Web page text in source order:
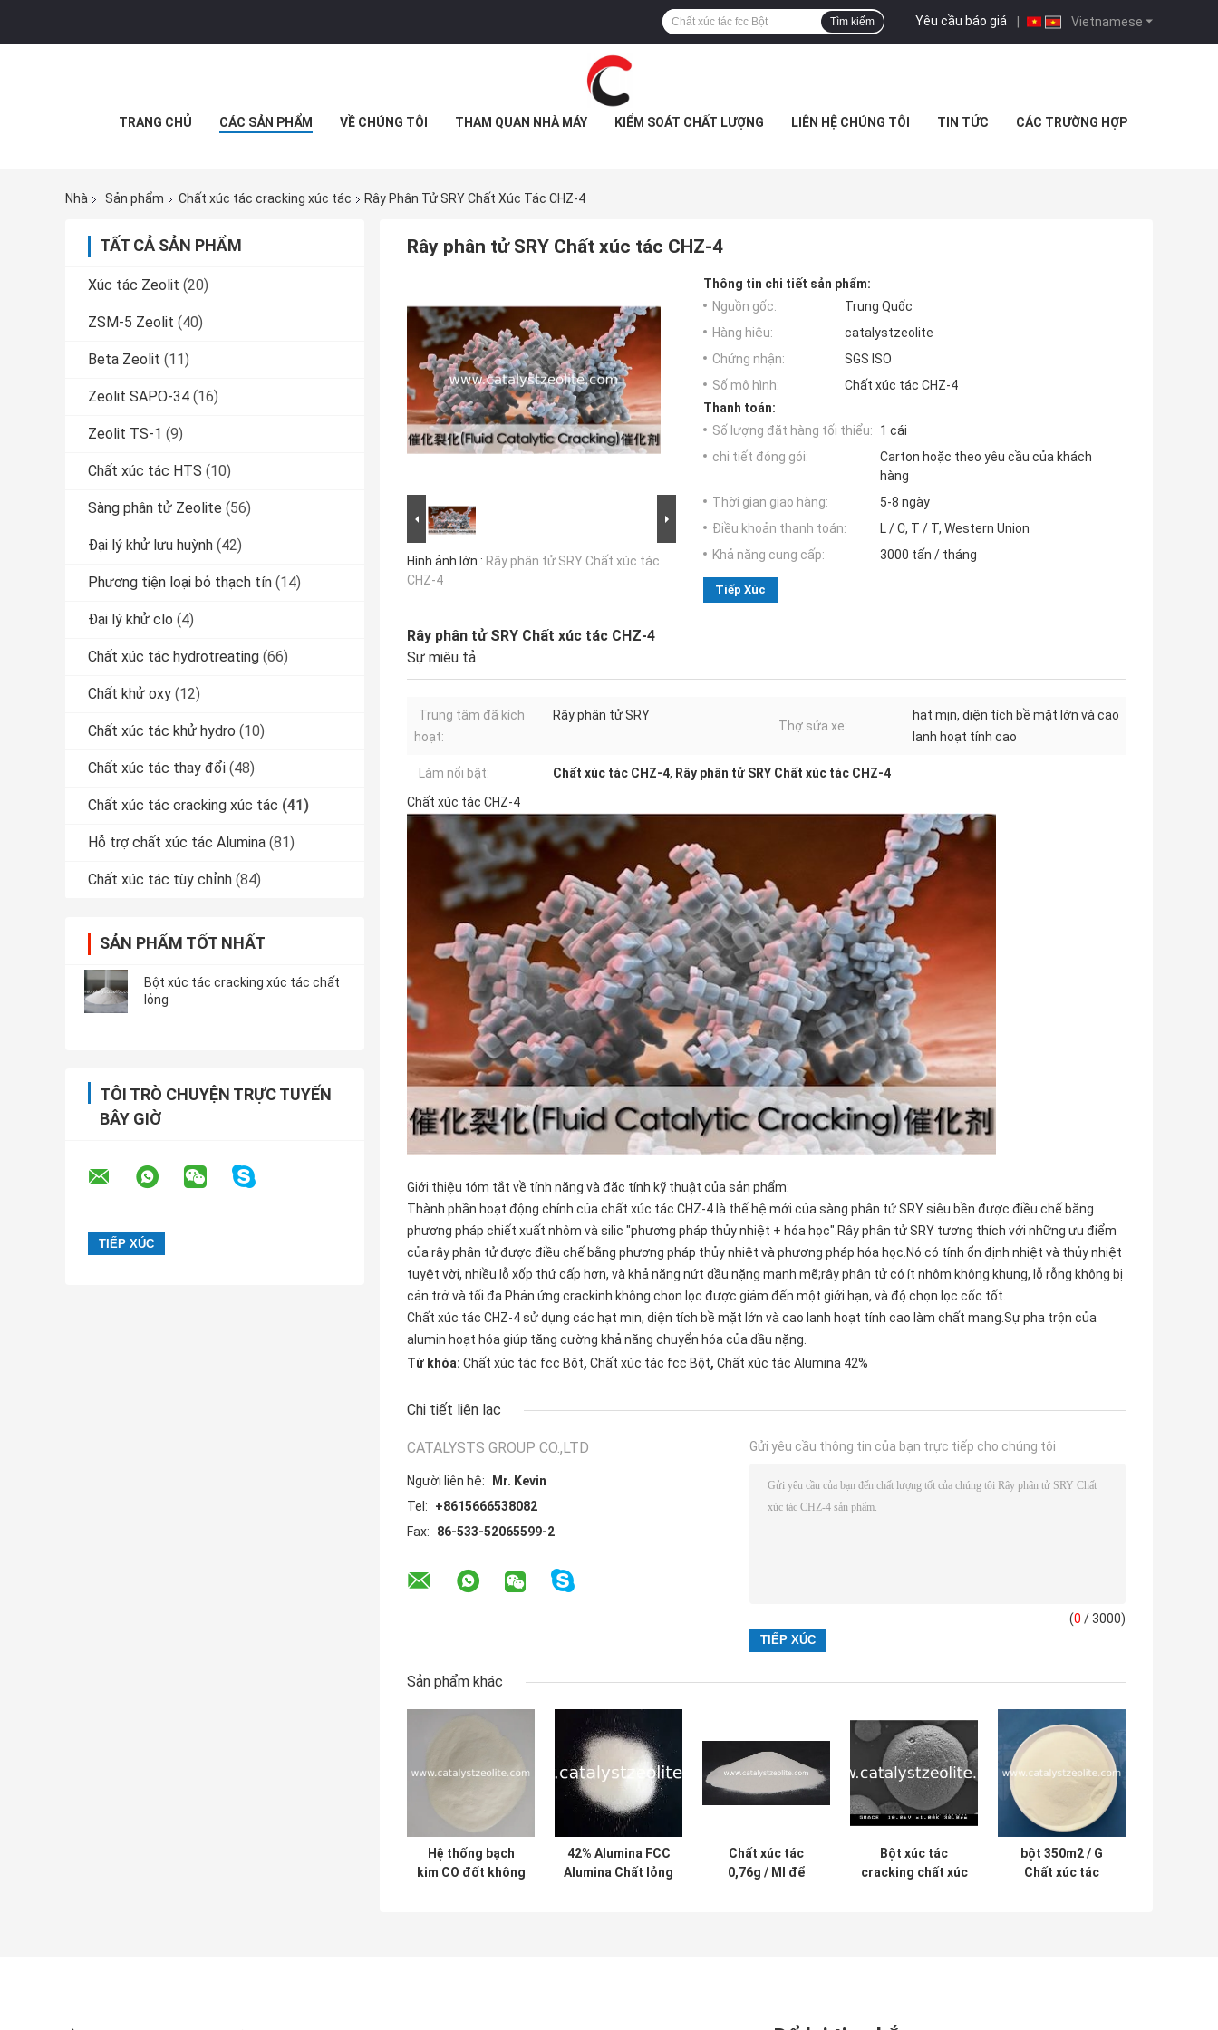
Vietnamese
Yêu cầu báo giá |
Tìm kiếm
TRANG CHỦ CÁC SẢN PHẨM VỀ CHÚNG TÔI THAM QUAN NHÀ MÁY KIỂM SOÁT CHẤT LƯỢNG LIÊN HỆ CHÚNG TÔI TIN TỨC CÁC TRƯỜNG HỢP
Nhà Sản phẩm Chất xúc tác cracking xúc tác Rây Phân Tử SRY Chất Xúc Tác CHZ-4
TẤT CẢ SẢN PHẨM
Xúc tác Zeolit (20)
ZSM-5 Zeolit (40)
Beta Zeolit (11)
Zeolit ​​SAPO-34 (16)
Zeolit ​​TS-1 (9)
Chất xúc tác HTS (10)
Sàng phân tử Zeolite (56)
Đại lý khử lưu huỳnh (42)
Phương tiện loại bỏ thạch tín (14)
Đại lý khử clo (4)
Chất xúc tác hydrotreating (66)
Chất khử oxy (12)
Chất xúc tác khử hydro (10)
Chất xúc tác thay đổi (48)
Chất xúc tác cracking xúc tác (41)
Hỗ trợ chất xúc tác Alumina (81)
Chất xúc tác tùy chỉnh (84)
SẢN PHẨM TỐT NHẤT
Bột xúc tác cracking xúc tác chất
lỏng
TÔI TRÒ CHUYỆN TRỰC TUYẾN
BÂY GIỜ
Rây phân tử SRY Chất xúc tác CHZ-4
Hình ảnh lớn : Rây phân tử SRY Chất xúc tác
CHZ-4
Thông tin chi tiết sản phẩm:
Nguồn gốc:
Trung Quốc
Hàng hiệu:
catalystzeolite
Chứng nhận:
SGS ISO
Số mô hình:
Chất xúc tác CHZ-4
Thanh toán:
Số lượng đặt hàng tối thiểu:
1 cái
chi tiết đóng gói:
Carton hoặc theo yêu cầu của khách
hàng
Thời gian giao hàng:
5-8 ngày
Điều khoản thanh toán:
L / C, T / T, Western Union
Khả năng cung cấp:
3000 tấn / tháng
Tiếp Xúc
Rây phân tử SRY Chất xúc tác CHZ-4
Sự miêu tả
Trung tâm đã kích
hoạt:
Rây phân tử SRY
Thợ sửa xe:
hạt mịn, diện tích bề mặt lớn và cao
lanh hoạt tính cao
Làm nổi bật: Chất xúc tác CHZ-4, Rây phân tử SRY Chất xúc tác CHZ-4
Chất xúc tác CHZ-4
Giới thiệu tóm tắt về tính năng và đặc tính kỹ thuật của sản phẩm:
Thành phần hoạt động chính của chất xúc tác CHZ-4 là thế hệ mới của sàng phân tử SRY siêu bền được điều chế bằng
phương pháp chiết xuất nhôm và silic "phương pháp thủy nhiệt + hóa học".Rây phân tử SRY tương thích với những ưu điểm
của rây phân tử được điều chế bằng phương pháp thủy nhiệt và phương pháp hóa học.Nó có tính ổn định nhiệt và thủy nhiệt
tuyệt vời, nhiều lỗ xốp thứ cấp hơn, và khả năng nứt dầu nặng mạnh mẽ;rây phân tử có ít nhôm không khung, lỗ rỗng không bị
cản trở và tối đa Phản ứng crackinh không chọn lọc được giảm đến một giới hạn, và độ chọn lọc cốc tốt.
Chất xúc tác CHZ-4 sử dụng các hạt mịn, diện tích bề mặt lớn và cao lanh hoạt tính cao làm chất mang.Sự pha trộn của
alumin hoạt hóa giúp tăng cường khả năng chuyển hóa của dầu nặng.
Từ khóa: Chất xúc tác fcc Bột, Chất xúc tác fcc Bột, Chất xúc tác Alumina 42%
Chi tiết liên lạc
CATALYSTS GROUP CO.,LTD
Người liên hệ:
Mr. Kevin
Tel:
+8615666538082
Fax:
86-533-52065599-2
Gửi yêu cầu thông tin của bạn trực tiếp cho chúng tôi
(0 / 3000)
Sản phẩm khác
Hệ thống bạch
kim CO đốt không
42% Alumina FCC
Alumina Chất lỏng
Chất xúc tác
0,76g / Ml để
Bột xúc tác
cracking chất xúc
bột 350m2 / G
Chất xúc tác